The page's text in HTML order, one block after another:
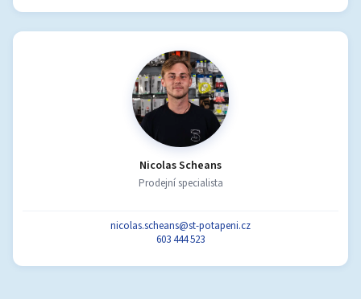
Nicolas Scheans
Prodejní specialista
nicolas.scheans@st-potapeni.cz
603 444 523